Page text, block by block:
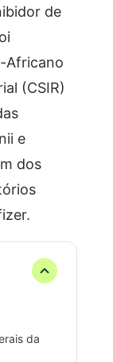
de
Africano
(CSIR)
e
dos
da